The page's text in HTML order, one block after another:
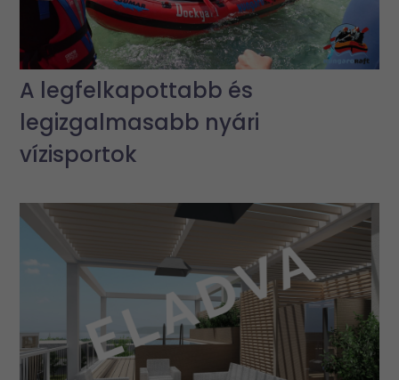
A legfelkapottabb és
legizgalmasabb nyári
vízisportok